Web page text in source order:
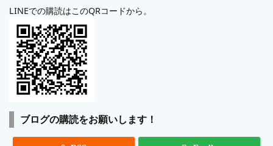
LINEでの購読はこのQRコードから。
ブログの購読をお願いします！